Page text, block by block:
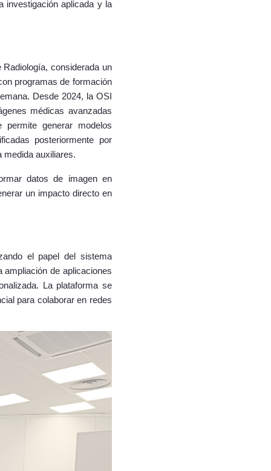
investigación aplicada y la
considerada un
programas de formación
Desde 2024, la OSI
médicas avanzadas
generar modelos
posteriormente por
medida auxiliares.
datos de imagen en
un impacto directo en
el papel del sistema
ampliación de aplicaciones
La plataforma se
para colaborar en redes